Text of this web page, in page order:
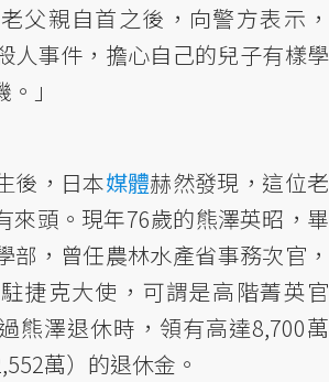
父親自首之後，向警方表示，
人事件，擔心自己的兒子有樣學
」
後，日本媒體赫然發現，這位老
來頭。現年76歲的熊澤英昭，畢
部，曾任農林水產省事務次官，
捷克大使，可謂是高階菁英官
熊澤退休時，領有高達8,700萬
萬）的退休金。